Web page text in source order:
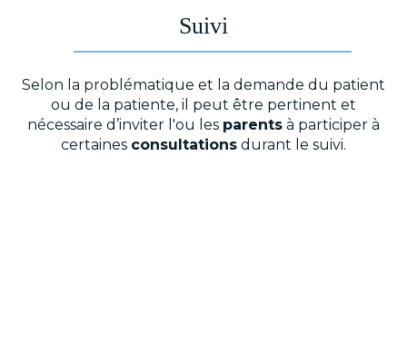
Suivi
Selon la problématique et la demande du patient
ou de la patiente, il peut être pertinent et
nécessaire d’inviter l'ou les parents à participer à
certaines consultations durant le suivi.